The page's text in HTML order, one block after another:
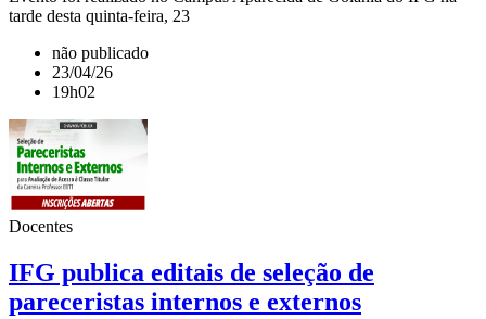
tarde desta quinta-feira, 23
não publicado
23/04/26
19h02
Docentes
IFG publica editais de seleção de
pareceristas internos e externos